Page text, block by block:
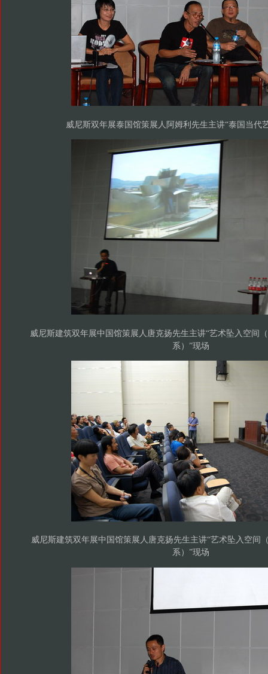
威尼斯双年展泰国馆策展人阿姆利先生主讲“泰国当代
威尼斯建筑双年展中国馆策展人唐克扬先生主讲“艺术坠入空间
系）”现场
威尼斯建筑双年展中国馆策展人唐克扬先生主讲“艺术坠入空间
系）”现场